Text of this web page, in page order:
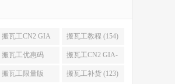
搬瓦工CN2 GIA
(176)
搬瓦工教程 (154)
搬瓦工优惠码
(131)
搬瓦工CN2 GIA-
E (130)
搬瓦工限量版 搬瓦工补货 (123)